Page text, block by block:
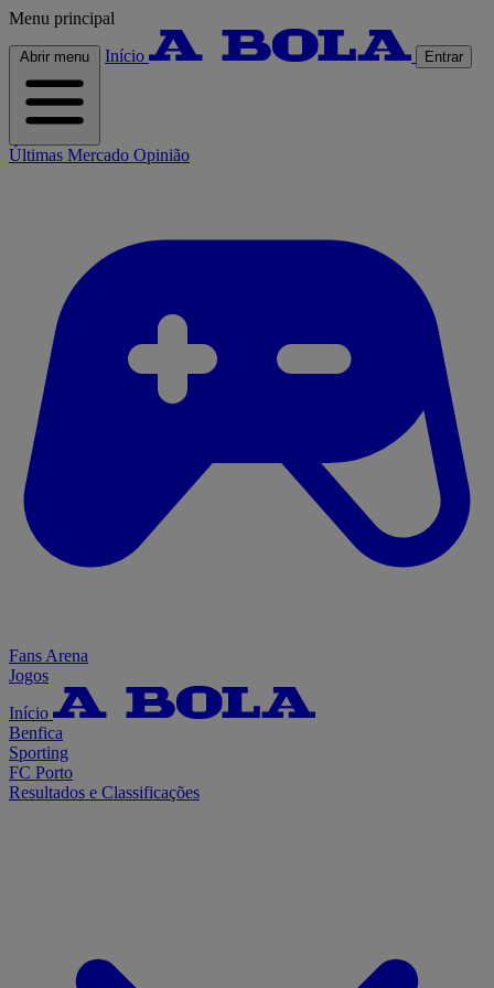
Menu principal
Abrir menu Início Entrar
Últimas Mercado Opinião
Fans Arena
Jogos
Início
Benfica
Sporting
FC Porto
Resultados e Classificações